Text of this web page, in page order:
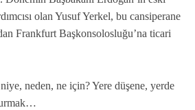
olan Yusuf Yerkel, bu cansiperane
Frankfurt Başkonsolosluğu’na ticari
neden, ne için? Yere düşene, yerde